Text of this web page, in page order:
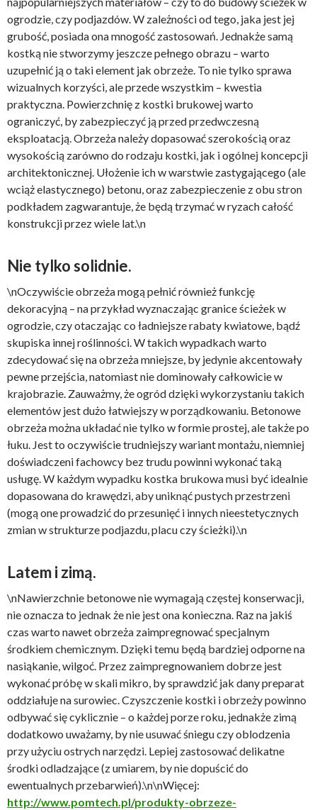
ogrodzie, czy podjazdów. W zależności od tego, jaka jest jej
grubość, posiada ona mnogość zastosowań. Jednakże samą
kostką nie stworzymy jeszcze pełnego obrazu – warto
uzupełnić ją o taki element jak obrzeże. To nie tylko sprawa
wizualnych korzyści, ale przede wszystkim – kwestia
praktyczna. Powierzchnię z kostki brukowej warto
ograniczyć, by zabezpieczyć ją przed przedwczesną
eksploatacją. Obrzeża należy dopasować szerokością oraz
wysokością zarówno do rodzaju kostki, jak i ogólnej koncepcji
architektonicznej. Ułożenie ich w warstwie zastygającego (ale
wciąż elastycznego) betonu, oraz zabezpieczenie z obu stron
podkładem zagwarantuje, że będą trzymać w ryzach całość
konstrukcji przez wiele lat.\n
Nie tylko solidnie.
\nOczywiście obrzeża mogą pełnić również funkcję
dekoracyjną – na przykład wyznaczając granice ścieżek w
ogrodzie, czy otaczając co ładniejsze rabaty kwiatowe, bądź
skupiska innej roślinności. W takich wypadkach warto
zdecydować się na obrzeża mniejsze, by jedynie akcentowały
pewne przejścia, natomiast nie dominowały całkowicie w
krajobrazie. Zauważmy, że ogród dzięki wykorzystaniu takich
elementów jest dużo łatwiejszy w porządkowaniu. Betonowe
obrzeża można układać nie tylko w formie prostej, ale także po
łuku. Jest to oczywiście trudniejszy wariant montażu, niemniej
doświadczeni fachowcy bez trudu powinni wykonać taką
usługę. W każdym wypadku kostka brukowa musi być idealnie
dopasowana do krawędzi, aby uniknąć pustych przestrzeni
(mogą one prowadzić do przesunięć i innych nieestetycznych
zmian w strukturze podjazdu, placu czy ścieżki).\n
Latem i zimą.
\nNawierzchnie betonowe nie wymagają częstej konserwacji,
nie oznacza to jednak że nie jest ona konieczna. Raz na jakiś
czas warto nawet obrzeża zaimpregnować specjalnym
środkiem chemicznym. Dzięki temu będą bardziej odporne na
nasiąkanie, wilgoć. Przez zaimpregnowaniem dobrze jest
wykonać próbę w skali mikro, by sprawdzić jak dany preparat
oddziałuje na surowiec. Czyszczenie kostki i obrzeży powinno
odbywać się cyklicznie – o każdej porze roku, jednakże zimą
dodatkowo uważamy, by nie usuwać śniegu czy oblodzenia
przy użyciu ostrych narzędzi. Lepiej zastosować delikatne
środki odladzające (z umiarem, by nie dopuścić do
ewentualnych przebarwień).\n\nWięcej:
http://www.pomtech.pl/produkty-obrzeze-